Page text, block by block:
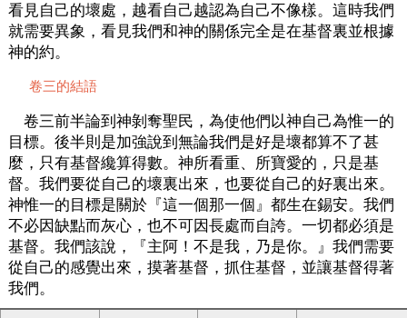
看見自己的壞處，越看自己越認為自己不像樣。這時我們
就需要異象，看見我們和神的關係完全是在基督裏並根據
神的約。
卷三的結語
卷三前半論到神剝奪聖民，為使他們以神自己為惟一的
目標。後半則是加強說到無論我們是好是壞都算不了甚
麼，只有基督纔算得數。神所看重、所寶愛的，只是基
督。我們要從自己的壞裏出來，也要從自己的好裏出來。
神惟一的目標是關於『這一個那一個』都生在錫安。我們
不必因缺點而灰心，也不可因長處而自誇。一切都必須是
基督。我們該說，『主阿！不是我，乃是你。』我們需要
從自己的感覺出來，摸著基督，抓住基督，並讓基督得著
我們。